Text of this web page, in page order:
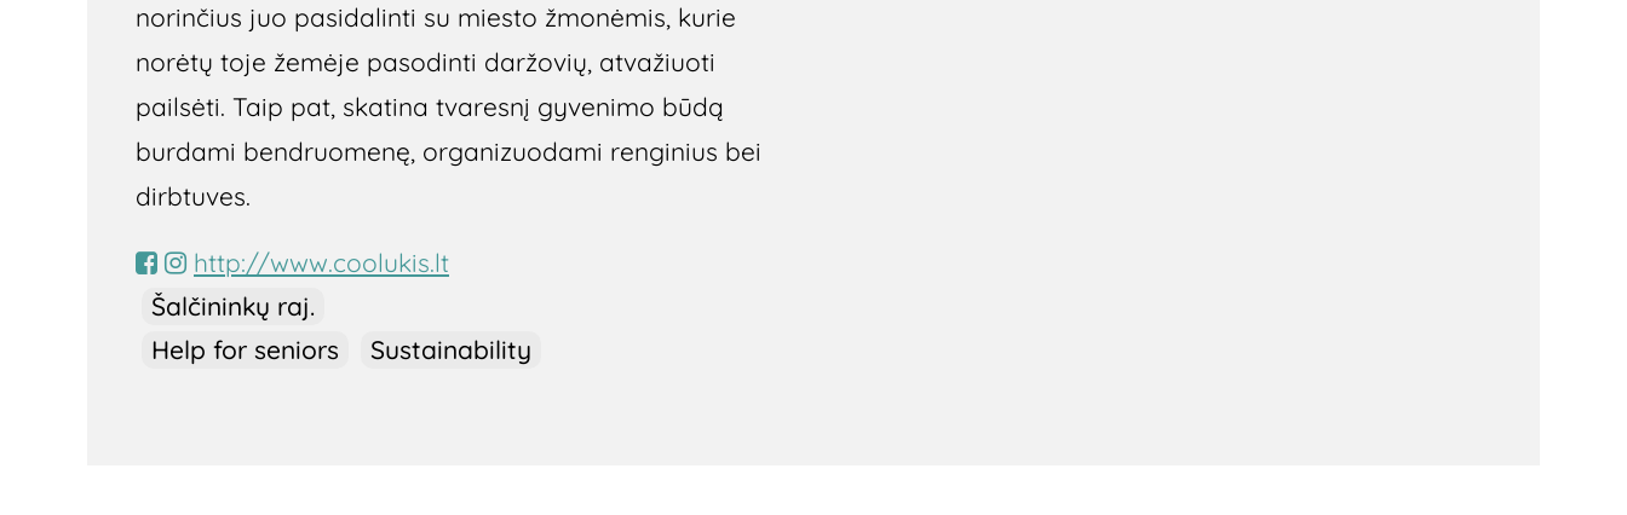
Šalčininkų raj.
Help for seniors
Sustainability
norinčius juo pasidalinti su miesto žmonėmis, kurie
norėtų toje žemėje pasodinti daržovių, atvažiuoti
pailsėti. Taip pat, skatina tvaresnį gyvenimo būdą
burdami bendruomenę, organizuodami renginius bei
dirbtuves.
http://www.coolukis.lt